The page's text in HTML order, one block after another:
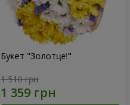
Букет "Золотце!"
1 510 грн